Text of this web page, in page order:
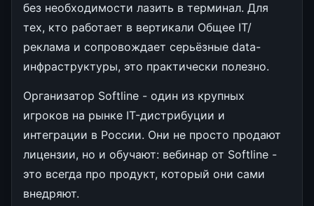
без необходимости лазить в терминал. Для
тех, кто работает в вертикали Общее IT/
реклама и сопровождает серьёзные data-
инфраструктуры, это практически полезно.
Организатор Softline - один из крупных
игроков на рынке IT-дистрибуции и
интеграции в России. Они не просто продают
лицензии, но и обучают: вебинар от Softline -
это всегда про продукт, который они сами
внедряют.